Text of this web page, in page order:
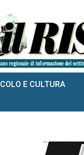
E CULTURA